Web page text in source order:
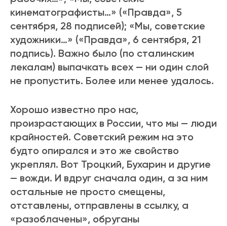
кинематографисты…» («Правда», 5
сентября, 28 подписей); «Мы, советские
художники…» («Правда», 6 сентября, 21
подпись). Важно было (по сталинским
лекалам) выпачкать всех — ни один слой
не пропустить. Более или менее удалось.
Хорошо известно про нас,
произрастающих в России, что мы — люди
крайностей. Советский режим на это
будто опирался и это же свойство
укреплял. Вот Троцкий, Бухарин и другие
— вожди. И вдруг сначала один, а за ним
остальные не просто смещены,
отставлены, отправлены в ссылку, а
«разоблачены», обруганы